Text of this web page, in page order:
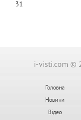
31
i-visti.com ©
Головна
Новини
Відео